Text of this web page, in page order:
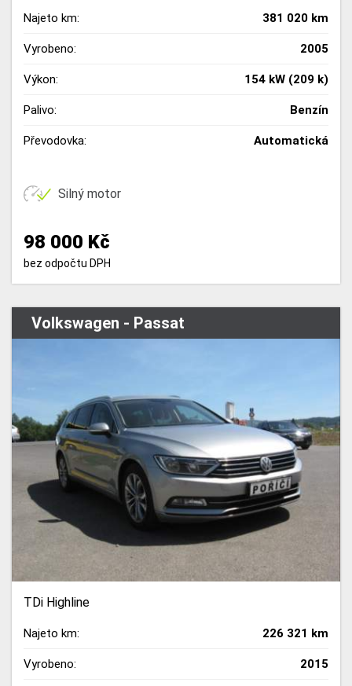
Najeto km: 381 020 km
Vyrobeno: 2005
Výkon: 154 kW (209 k)
Palivo: Benzín
Převodovka: Automatická
Silný motor
98 000 Kč
bez odpočtu DPH
Volkswagen - Passat
TDi Highline
Najeto km: 226 321 km
Vyrobeno: 2015